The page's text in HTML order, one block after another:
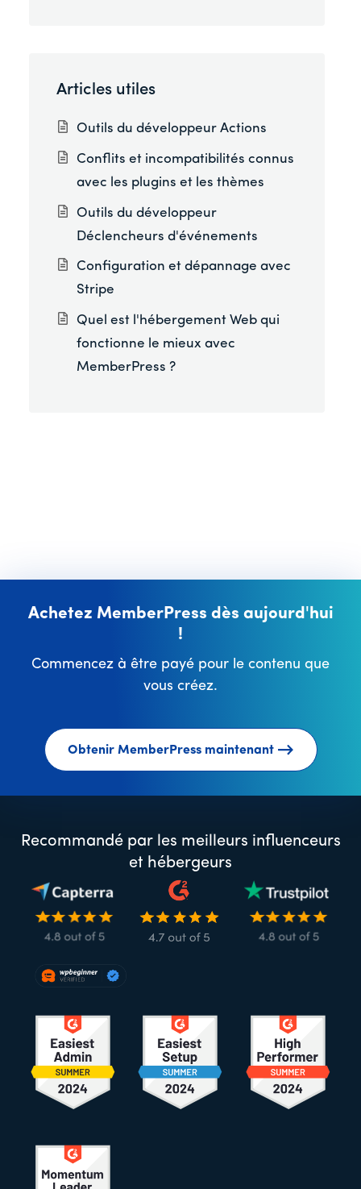
Articles utiles
Outils du développeur Actions
Conflits et incompatibilités connus
avec les plugins et les thèmes
Outils du développeur
Déclencheurs d'événements
Configuration et dépannage avec
Stripe
Quel est l'hébergement Web qui
fonctionne le mieux avec
MemberPress ?
Achetez MemberPress dès aujourd'hui
!
Commencez à être payé pour le contenu que
vous créez.
Obtenir MemberPress maintenant
Recommandé par les meilleurs influenceurs
et hébergeurs